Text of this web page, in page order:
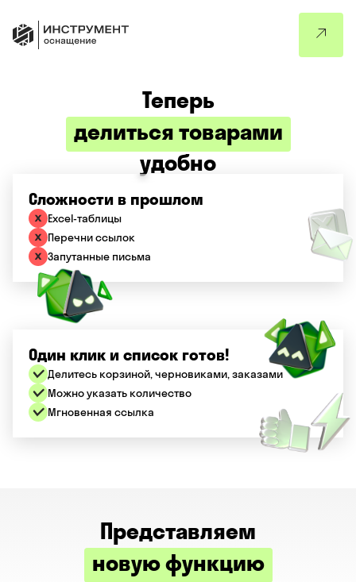
Теперь
делиться товарами
удобно
Сложности в прошлом
Excel-таблицы
Перечни ссылок
Запутанные письма
Один клик и список готов!
Делитесь корзиной, черновиками, заказами
Можно указать количество
Мгновенная ссылка
Представляем
новую функцию